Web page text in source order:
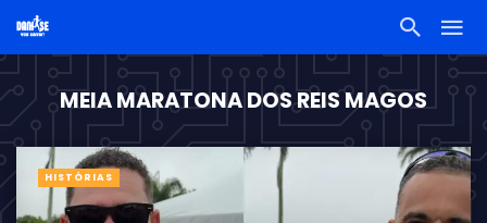
MEIA MARATONA DOS REIS MAGOS
HISTÓRIAS